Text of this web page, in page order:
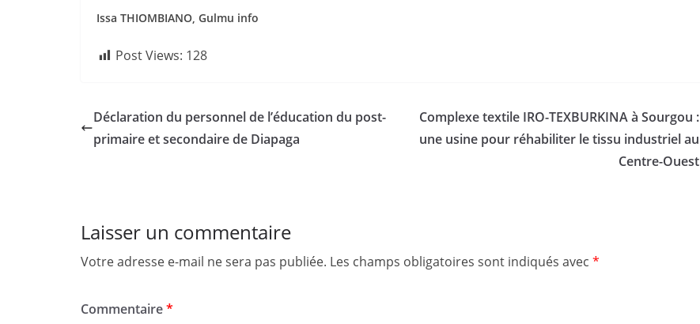
Issa THIOMBIANO, Gulmu info
Post Views: 128
Déclaration du personnel de l’éducation du post-
primaire et secondaire de Diapaga
Complexe textile IRO-TEXBURKINA à Sourgou :
une usine pour réhabiliter le tissu industriel au
Centre-Ouest
Laisser un commentaire
Votre adresse e-mail ne sera pas publiée. Les champs obligatoires sont indiqués avec *
Commentaire*